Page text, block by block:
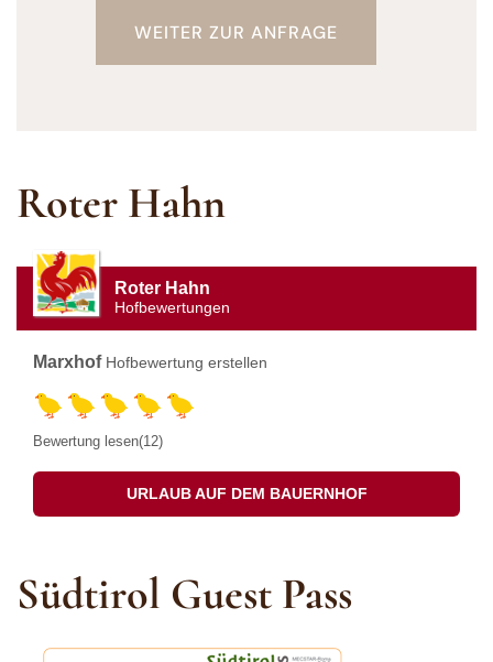
WEITER ZUR ANFRAGE
Roter Hahn
Roter Hahn
Hofbewertungen
Marxhof Hofbewertung erstellen
Bewertung lesen(12)
URLAUB AUF DEM BAUERNHOF
Südtirol Guest Pass